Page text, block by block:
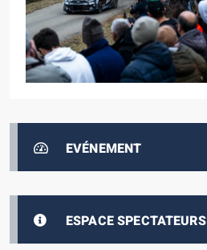
EVÉNEMENT
ESPACE SPECTATEURS